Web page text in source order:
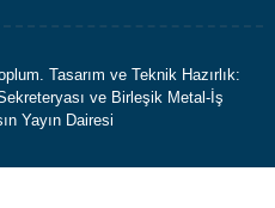
Tasarım ve Teknik Hazırlık:
ve Birleşik Metal-İş
Yayın Dairesi